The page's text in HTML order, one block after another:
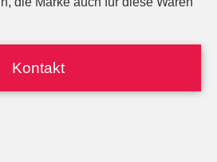
Kontakt